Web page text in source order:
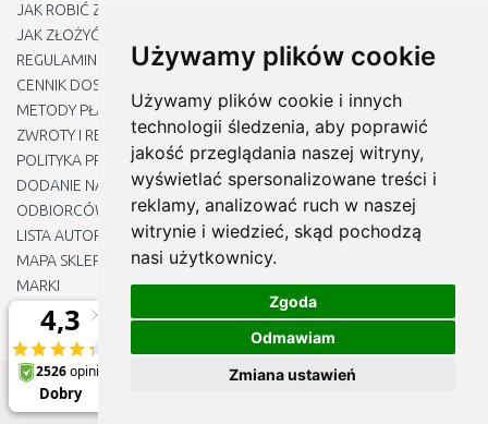
Używamy plików cookie
Używamy plików cookie i innych
technologii śledzenia, aby poprawić
jakość przeglądania naszej witryny,
wyświetlać spersonalizowane treści i
reklamy, analizować ruch w naszej
witrynie i wiedzieć, skąd pochodzą
nasi użytkownicy.
Zgoda
Odmawiam
Zmiana ustawień
JAK ROBIĆ ZAKUPY ?
JAK ZŁOŻYĆ REKLAMACJĘ
REGULAMIN
CENNIK DOSTAWY
METODY PŁATNOŚCI
ZWROTY I REKLAMACJE PRODUKTÓW
POLITYKA PRYWATNOŚCI
DODANIE NASZYCH ADRESÓW E-MAIL DO LISTY ZAUFANYCH
ODBIORCÓW
LISTA AUTORYZOWANYCH CENTRÓW SERWISOWYCH
MAPA SKLEPU
MARKI
BLOGU
EDYTUJ MOJE PREFERENCJE DOTYCZĄCE PLIKÓW COOKIE
© 2012 - 2026